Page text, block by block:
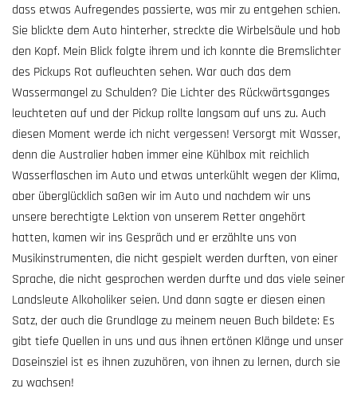
dass etwas Aufregendes passierte, was mir zu entgehen schien.
Sie blickte dem Auto hinterher, streckte die Wirbelsäule und hob
den Kopf. Mein Blick folgte ihrem und ich konnte die Bremslichter
des Pickups Rot aufleuchten sehen. War auch das dem
Wassermangel zu Schulden? Die Lichter des Rückwärtsganges
leuchteten auf und der Pickup rollte langsam auf uns zu. Auch
diesen Moment werde ich nicht vergessen! Versorgt mit Wasser,
denn die Australier haben immer eine Kühlbox mit reichlich
Wasserflaschen im Auto und etwas unterkühlt wegen der Klima,
aber überglücklich saßen wir im Auto und nachdem wir uns
unsere berechtigte Lektion von unserem Retter angehört
hatten, kamen wir ins Gespräch und er erzählte uns von
Musikinstrumenten, die nicht gespielt werden durften, von einer
Sprache, die nicht gesprochen werden durfte und das viele seiner
Landsleute Alkoholiker seien. Und dann sagte er diesen einen
Satz, der auch die Grundlage zu meinem neuen Buch bildete: Es
gibt tiefe Quellen in uns und aus ihnen ertönen Klänge und unser
Daseinsziel ist es ihnen zuzuhören, von ihnen zu lernen, durch sie
zu wachsen!